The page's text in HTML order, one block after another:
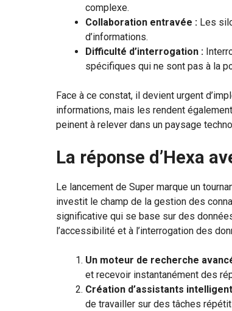
complexe.
Collaboration entravée : Les
d’informations.
Difficulté d’interrogation :
spécifiques qui ne sont pas à la
Face à ce constat, il devient urgent
informations, mais les rendent
peinent à relever dans un paysage
La réponse d’Hexa
Le lancement de Super marque un
investit le champ de la gestion des
significative qui se base sur des
l’accessibilité et à l’interrogation des
Un moteur de recherche
et recevoir instantanément des
Création d’assistants
de travailler sur des tâches